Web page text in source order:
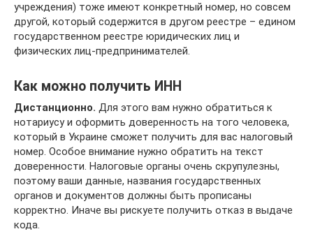
учреждения) тоже имеют конкретный номер, но совсем
другой, который содержится в другом реестре – едином
государственном реестре юридических лиц и
физических лиц-предпринимателей.
Как можно получить ИНН
Дистанционно. Для этого вам нужно обратиться к
нотариусу и оформить доверенность на того человека,
который в Украине сможет получить для вас налоговый
номер. Особое внимание нужно обратить на текст
доверенности. Налоговые органы очень скрупулезны,
поэтому ваши данные, названия государственных
органов и документов должны быть прописаны
корректно. Иначе вы рискуете получить отказ в выдаче
кода.